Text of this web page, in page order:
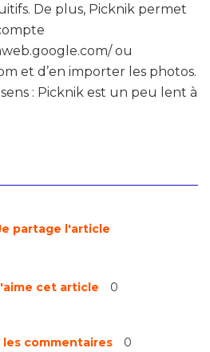
De plus, Picknik permet
ou
et d’en importer les photos.
: Picknik est un peu lent à
partage l'article
cet article 0
les commentaires 0